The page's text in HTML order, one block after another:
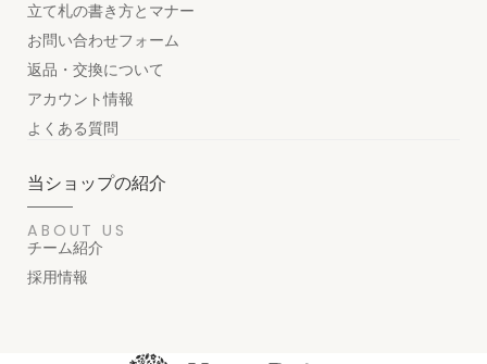
立て札の書き方とマナー
お問い合わせフォーム
返品・交換について
アカウント情報
よくある質問
当ショップの紹介
ABOUT US
チーム紹介
採用情報